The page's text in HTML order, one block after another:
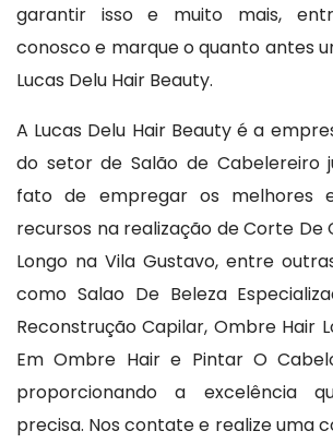
garantir isso e muito mais,
conosco e marque o quanto antes
Lucas Delu Hair Beauty.
A Lucas Delu Hair Beauty é a
do setor de Salão de Cabelereiro
fato de empregar os melhores
recursos na realização de Corte De
Longo na Vila Gustavo, entre
como Salao De Beleza
Reconstrução Capilar, Ombre Hair
Em Ombre Hair e Pintar O
proporcionando a excelência
precisa. Nos contate e realize uma